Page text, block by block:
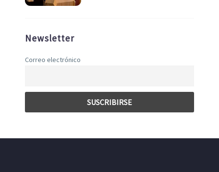
Newsletter
Correo electrónico